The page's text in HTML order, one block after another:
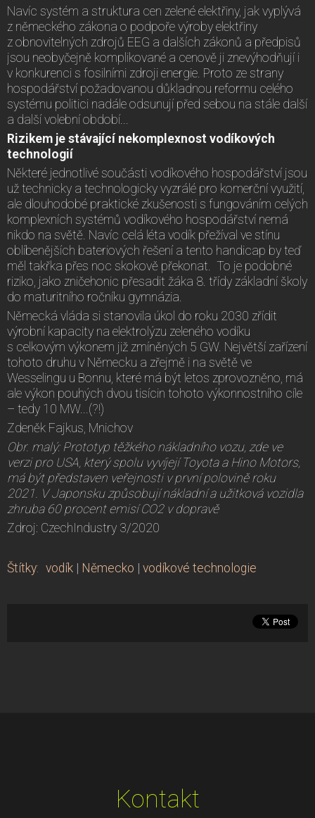
Navíc systém a struktura cen zelené elektřiny, jak vyplývá
z německého zákona o podpoře výroby elektřiny
z obnovitelných zdrojů EEG a dalších zákonů a předpisů
jsou neobyčejně komplikované a cenově ji znevýhodňují i
v konkurenci s fosilními zdroji energie. Proto ze strany
hospodářství požadovanou důkladnou reformu celého
systému politici nadále odsunují před sebou na stále další
a další volební období...
Rizikem je stávající nekomplexnost vodíkových
technologií
Některé jednotlivé součásti vodíkového hospodářství jsou
už technicky a technologicky vyzrálé pro komerční využití,
ale dlouhodobé praktické zkušenosti s fungováním celých
komplexních systémů vodíkového hospodářství nemá
nikdo na světě. Navíc celá léta vodík přežíval ve stínu
oblíbenějších bateriových řešení a tento handicap by teď
měl takřka přes noc skokově překonat. To je podobné
riziko, jako zničehonic přesadit žáka 8. třídy základní školy
do maturitního ročníku gymnázia.
Německá vláda si stanovila úkol do roku 2030 zřídit
výrobní kapacity na elektrolýzu zeleného vodíku
s celkovým výkonem již zmíněných 5 GW. Největší zařízení
tohoto druhu v Německu a zřejmě i na světě ve
Wesselingu u Bonnu, které má být letos zprovozněno, má
ale výkon pouhých dvou tisícin tohoto výkonnostního cíle
– tedy 10 MW...(?!)
Zdeněk Fajkus, Mnichov
Obr. malý: Prototyp těžkého nákladního vozu, zde ve
verzi pro USA, který spolu vyvíjejí Toyota a Hino Motors,
má být představen veřejnosti v první polovině roku
2021. V Japonsku způsobují nákladní a užitková vozidla
zhruba 60 procent emisí CO2 v dopravě
Zdroj: CzechIndustry 3/2020
Štítky: vodík | Německo | vodíkové technologie
Kontakt